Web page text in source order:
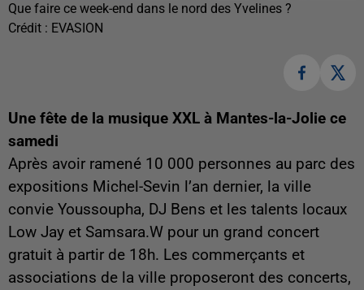
Que faire ce week-end dans le nord des Yvelines ?
Crédit : EVASION
Une fête de la musique XXL à Mantes-la-Jolie ce
samedi
Après avoir ramené 10 000 personnes au parc des
expositions Michel-Sevin l’an dernier, la ville
convie Youssoupha, DJ Bens et les talents locaux
Low Jay et Samsara.W pour un grand concert
gratuit à partir de 18h. Les commerçants et
associations de la ville proposeront des concerts,